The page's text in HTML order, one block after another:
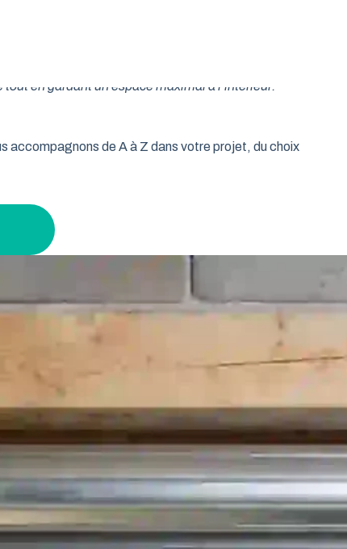
en gardant un espace maximal à l’intérieur.
accompagnons de A à Z dans votre projet, du choix